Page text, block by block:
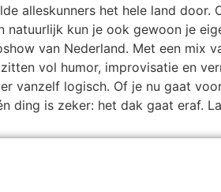
alleskunners het hele land door.
kun je ook gewoon je
van Nederland. Met een mix
vol humor, improvisatie en
vanzelf logisch. Of je nu gaat
ding is zeker: het dak gaat eraf.